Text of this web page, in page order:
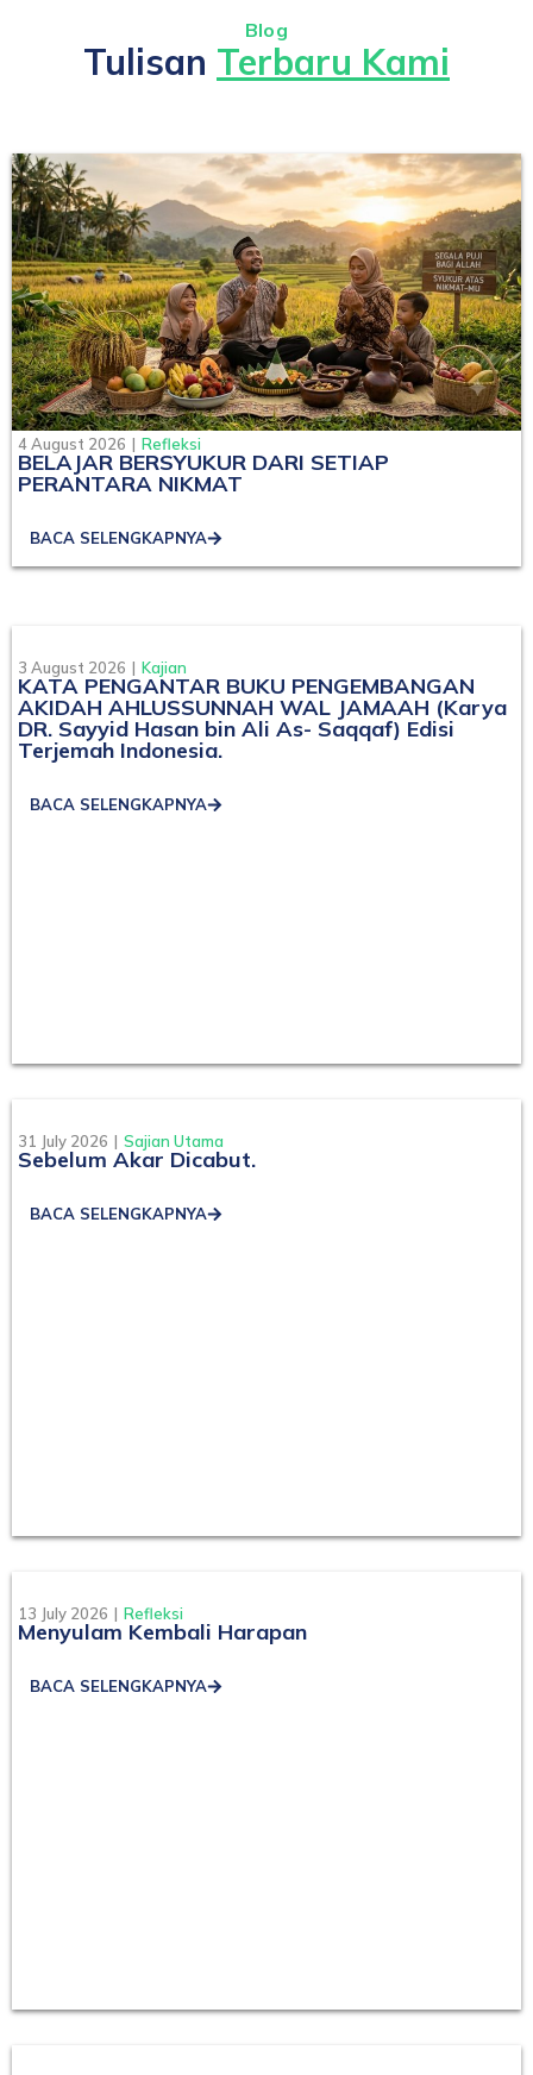
Blog
Tulisan Terbaru Kami
4 August 2026 | Refleksi
BELAJAR BERSYUKUR DARI SETIAP
PERANTARA NIKMAT
BACA SELENGKAPNYA
3 August 2026 | Kajian
KATA PENGANTAR BUKU PENGEMBANGAN
AKIDAH AHLUSSUNNAH WAL JAMAAH (Karya
DR. Sayyid Hasan bin Ali As- Saqqaf) Edisi
Terjemah Indonesia.
BACA SELENGKAPNYA
31 July 2026 | Sajian Utama
Sebelum Akar Dicabut.
BACA SELENGKAPNYA
13 July 2026 | Refleksi
Menyulam Kembali Harapan
BACA SELENGKAPNYA